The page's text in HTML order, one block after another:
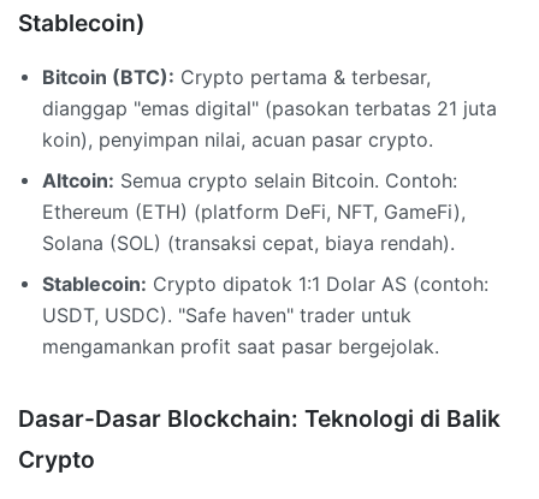
Stablecoin)
Bitcoin (BTC): Crypto pertama & terbesar,
dianggap "emas digital" (pasokan terbatas 21 juta
koin), penyimpan nilai, acuan pasar crypto.
Altcoin: Semua crypto selain Bitcoin. Contoh:
Ethereum (ETH) (platform DeFi, NFT, GameFi),
Solana (SOL) (transaksi cepat, biaya rendah).
Stablecoin: Crypto dipatok 1:1 Dolar AS (contoh:
USDT, USDC). "Safe haven" trader untuk
mengamankan profit saat pasar bergejolak.
Dasar-Dasar Blockchain: Teknologi di Balik
Crypto